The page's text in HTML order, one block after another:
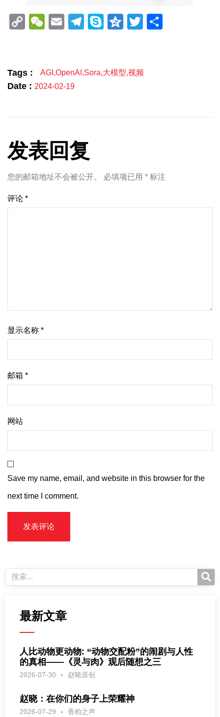
CopyWeChat
EmailTelegram
SkypeQzoneTwitter
Tags : AGI ,OpenAI ,Sora,大模型,视频
Date : 2024-02-19
发表回复
您的邮箱地址不会被公开。 必填项已用 * 标注
评论 *
显示名称 *
邮箱 *
网站
Save my name, email, and website in this browser for the
next time I comment.
最新文章
人比动物更动物: “动物交配粉”的闹剧与人性
的真相——《灵与肉》观后随想之三
2026-07-30 赵晓原创
赵晓：在你们的身子上荣耀神
2026-07-29 香柏之声